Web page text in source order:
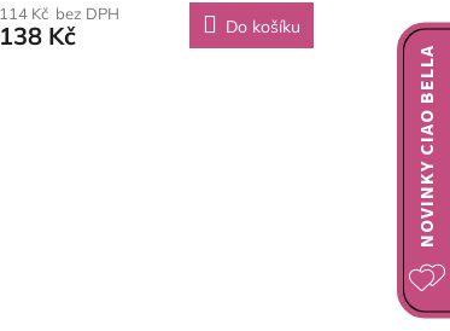
114 Kč bez DPH
138 Kč Do košíku
NOVINKY CIAO BELLA